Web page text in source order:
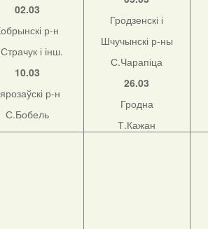
02.03
р-н
і інш.
10.03
р-н
С.Бобель
Гродзенскі і
Шчучынскі р-ны
С.Чарапіца
26.03
Гродна
Т.Кажан